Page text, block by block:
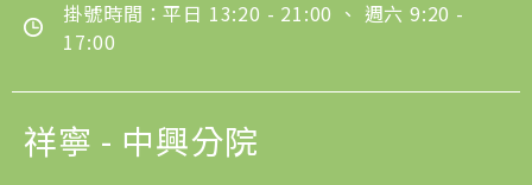
掛號時間：平日 13:20 - 21:00 、 週六 9:20 -
17:00
祥寧 - 中興分院